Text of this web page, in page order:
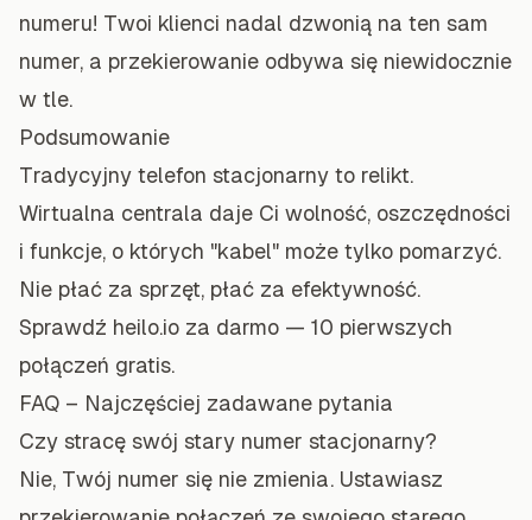
numeru! Twoi klienci nadal dzwonią na ten sam
numer, a przekierowanie odbywa się niewidocznie
w tle.
Podsumowanie
Tradycyjny telefon stacjonarny to relikt.
Wirtualna centrala daje Ci wolność, oszczędności
i funkcje, o których "kabel" może tylko pomarzyć.
Nie płać za sprzęt, płać za efektywność.
Sprawdź heilo.io za darmo — 10 pierwszych
połączeń gratis.
FAQ – Najczęściej zadawane pytania
Czy stracę swój stary numer stacjonarny?
Nie, Twój numer się nie zmienia. Ustawiasz